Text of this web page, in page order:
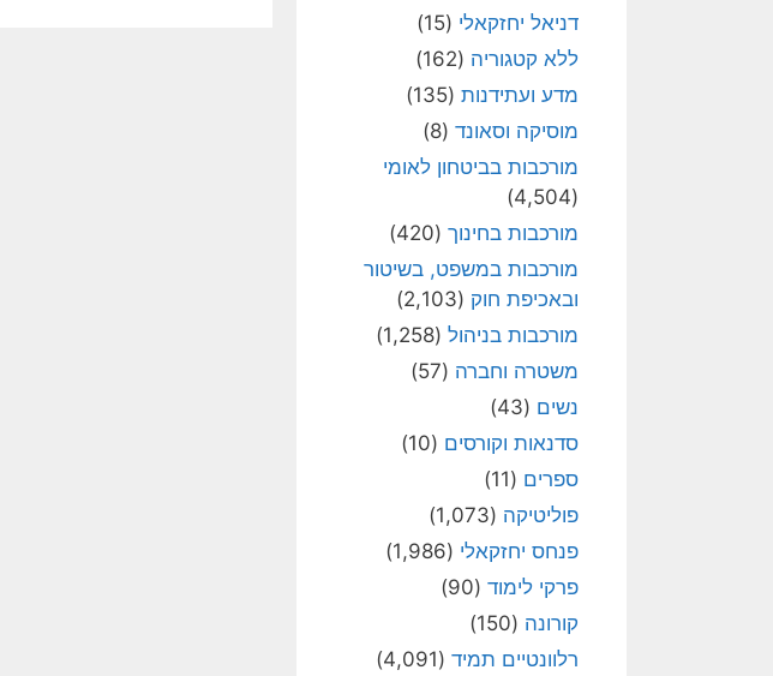
דניאל יחזקאלי (15)
ללא קטגוריה (162)
מדע ועתידנות (135)
מוסיקה וסאונד (8)
מורכבות בביטחון לאומי
(4,504)
מורכבות בחינוך (420)
מורכבות במשפט, בשיטור
ובאכיפת חוק (2,103)
מורכבות בניהול (1,258)
משטרה וחברה (57)
נשים (43)
סדנאות וקורסים (10)
ספרים (11)
פוליטיקה (1,073)
פנחס יחזקאלי (1,986)
פרקי לימוד (90)
קורונה (150)
רלוונטיים תמיד (4,091)